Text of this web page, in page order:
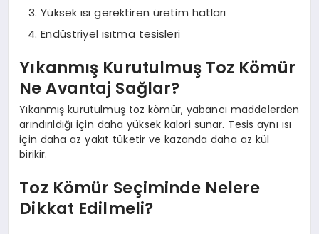
Yüksek ısı gerektiren üretim hatları
Endüstriyel ısıtma tesisleri
Yıkanmış Kurutulmuş Toz Kömür
Ne Avantaj Sağlar?
Yıkanmış kurutulmuş toz kömür, yabancı maddelerden
arındırıldığı için daha yüksek kalori sunar. Tesis aynı ısı
için daha az yakıt tüketir ve kazanda daha az kül
birikir.
Toz Kömür Seçiminde Nelere
Dikkat Edilmeli?